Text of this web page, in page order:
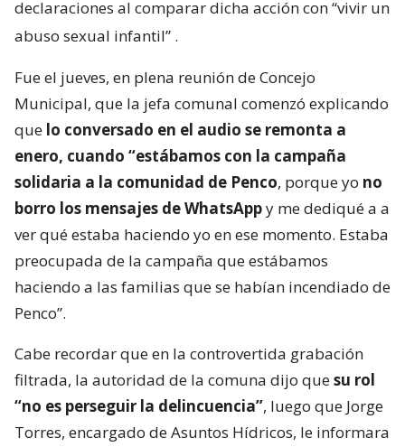
declaraciones al comparar dicha acción con “vivir un
abuso sexual infantil” .
Fue el jueves, en plena reunión de Concejo
Municipal, que la jefa comunal comenzó explicando
que lo conversado en el audio se remonta a
enero, cuando “estábamos con la campaña
solidaria a la comunidad de Penco, porque yo no
borro los mensajes de WhatsAppy me dediqué a a
ver qué estaba haciendo yo en ese momento. Estaba
preocupada de la campaña que estábamos
haciendo a las familias que se habían incendiado de
Penco”.
Cabe recordar que en la controvertida grabación
filtrada, la autoridad de la comuna dijo quesu rol
“no es perseguir la delincuencia”, luego que Jorge
Torres, encargado de Asuntos Hídricos, le informara